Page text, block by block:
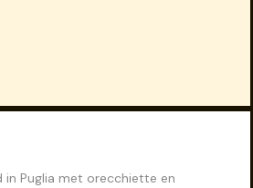
in Puglia met orecchiette en